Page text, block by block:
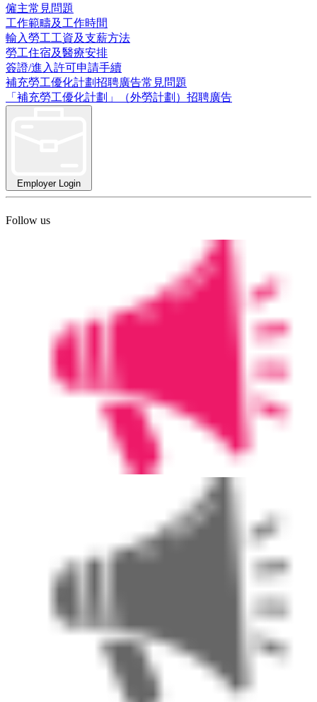
僱主常見問題
工作範疇及工作時間
輸入勞工工資及支薪方法
勞工住宿及醫療安排
簽證/進入許可申請手續
補充勞工優化計劃招聘廣告常見問題
「補充勞工優化計劃」（外勞計劃）招聘廣告
Employer Login
Follow us